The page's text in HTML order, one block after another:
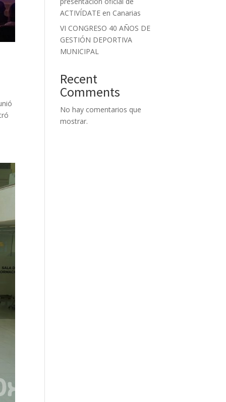
ACTIVÍDATE en Canarias
VI CONGRESO 40 AÑOS DE
GESTIÓN DEPORTIVA
MUNICIPAL
Recent
Comments
No hay comentarios que
mostrar.